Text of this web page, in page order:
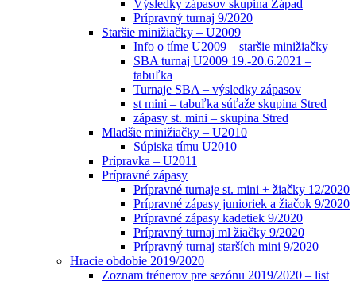
Výsledky zápasov skupina Západ
Prípravný turnaj 9/2020
Staršie minižiačky – U2009
Info o tíme U2009 – staršie minižiačky
SBA turnaj U2009 19.-20.6.2021 –
tabuľka
Turnaje SBA – výsledky zápasov
st mini – tabuľka súťaže skupina Stred
zápasy st. mini – skupina Stred
Mladšie minižiačky – U2010
Súpiska tímu U2010
Prípravka – U2011
Prípravné zápasy
Prípravné turnaje st. mini + žiačky 12/2020
Prípravné zápasy junioriek a žiačok 9/2020
Prípravné zápasy kadetiek 9/2020
Prípravný turnaj ml žiačky 9/2020
Prípravný turnaj starších mini 9/2020
Hracie obdobie 2019/2020
Zoznam trénerov pre sezónu 2019/2020 – list